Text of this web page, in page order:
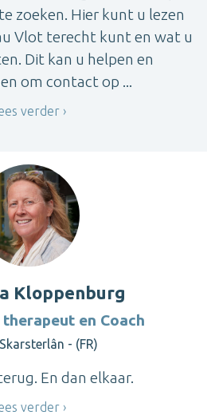
zoeken. Hier kunt u lezen
Vlot terecht kunt en wat u
Dit kan u helpen en
om contact op ...
verder
Kloppenburg
en Coach
- (FR)
En dan elkaar.
verder